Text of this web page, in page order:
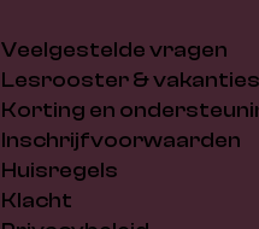
Veelgestelde vragen
Lesrooster & vakanties
Korting en
Inschrijfvoorwaarden
Huisregels
Klacht